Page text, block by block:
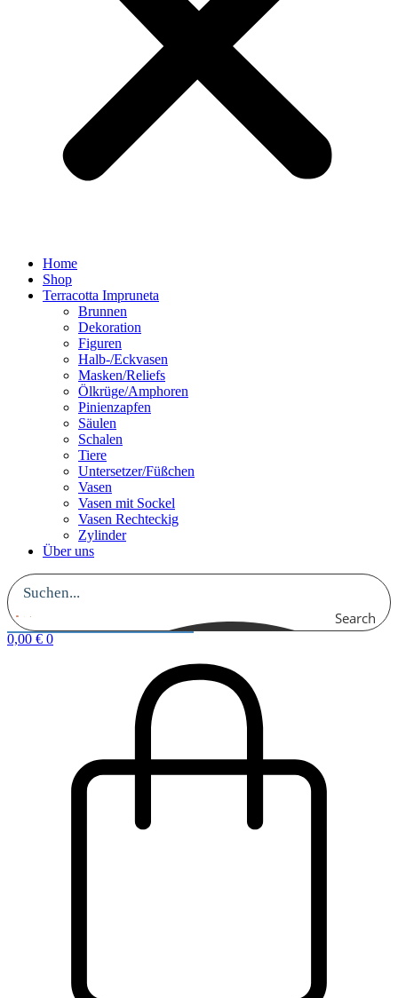
Home
Shop
Terracotta Impruneta
Brunnen
Dekoration
Figuren
Halb-/Eckvasen
Masken/Reliefs
Ölkrüge/Amphoren
Pinienzapfen
Säulen
Schalen
Tiere
Untersetzer/Füßchen
Vasen
Vasen mit Sockel
Vasen Rechteckig
Zylinder
Über uns
Search
0,00 € 0